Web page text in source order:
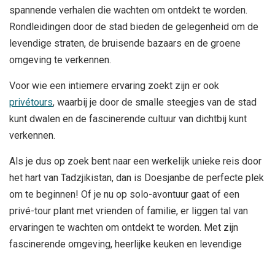
spannende verhalen die wachten om ontdekt te worden.
Rondleidingen door de stad bieden de gelegenheid om de
levendige straten, de bruisende bazaars en de groene
omgeving te verkennen.
Voor wie een intiemere ervaring zoekt zijn er ook
privétours, waarbij je door de smalle steegjes van de stad
kunt dwalen en de fascinerende cultuur van dichtbij kunt
verkennen.
Als je dus op zoek bent naar een werkelijk unieke reis door
het hart van Tadzjikistan, dan is Doesjanbe de perfecte plek
om te beginnen! Of je nu op solo-avontuur gaat of een
privé-tour plant met vrienden of familie, er liggen tal van
ervaringen te wachten om ontdekt te worden. Met zijn
fascinerende omgeving, heerlijke keuken en levendige